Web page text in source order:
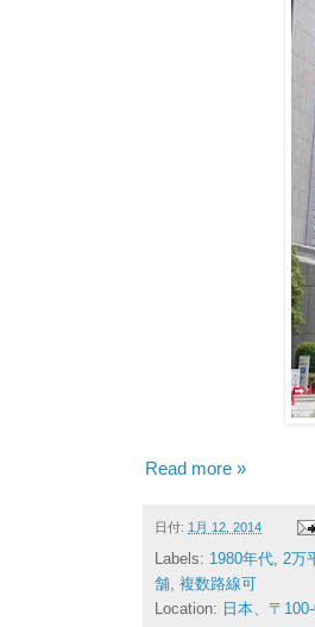
Read more »
日付: 1月 12, 2014
Labels: 1980年代, 2万
舗, 複数路線可
Location: 日本、〒